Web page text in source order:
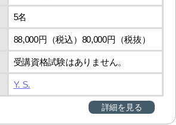
5名
88,000円（税込）80,000円（税抜）
受講資格試験はありません。
Y. S.
詳細を見る